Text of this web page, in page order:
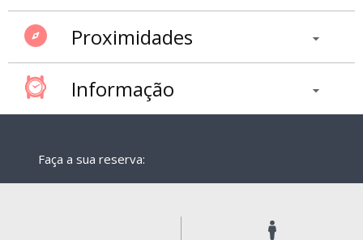
Proximidades
Informação
Faça a sua reserva: